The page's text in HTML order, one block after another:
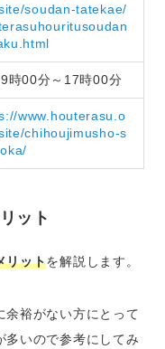
soudan-tatekae/
時00分～17時00分
www.houterasu.o
chihoujimusho-s
ット
リットを解説します。
余裕がない方にとって
多いので参考にしてみ